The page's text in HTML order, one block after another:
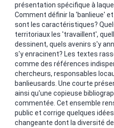
présentation spécifique à
Comment définir la 'banlieue'
sont les caractéristiques?
territoriaux les 'travaillent',
dessinent, quels avenirs s'y
s'y enracinent? Les textes
comme des références
chercheurs, responsables
banlieusards. Une courte
ainsi qu'une copieuse
commentée. Cet ensemble
public et corrige quelques
changeante dont la diversité